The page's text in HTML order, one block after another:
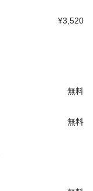
¥3,520
無料
無料